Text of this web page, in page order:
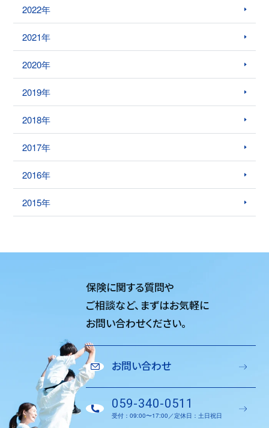
2022年
2021年
2020年
2019年
2018年
2017年
2016年
2015年
保険に関する質問や
ご相談など、 まずはお気軽に
お問い合わせください。
お問い合わせ
059-340-0511
受付：09:00〜17:00／定休日：土日祝日